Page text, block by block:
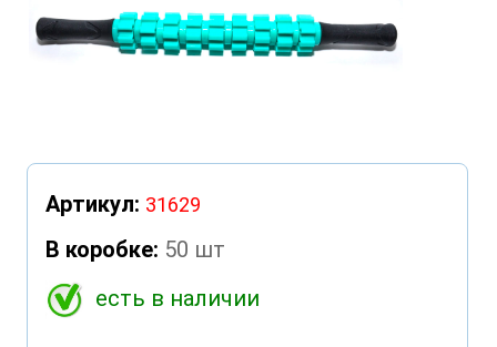
Артикул: 31629
В коробке: 50 шт
есть в наличии